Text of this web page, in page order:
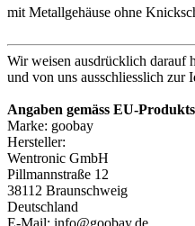
mit Metallgehäuse ohne
Wir weisen ausdrücklich darauf
und von uns ausschliesslich zur
Angaben gemäss EU-
Marke: goobay
Hersteller:
Wentronic GmbH
Pillmannstraße 12
38112 Braunschweig
Deutschland
E-Mail: info@goobay.de